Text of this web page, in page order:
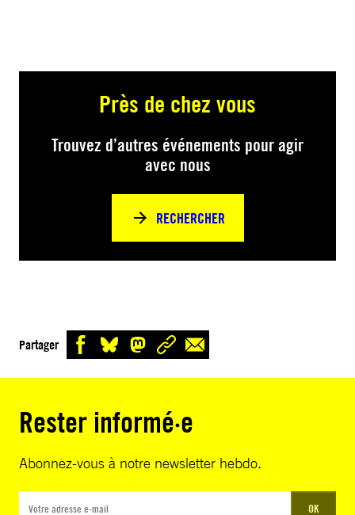
Près de chez vous
Trouvez d’autres événements pour agir
avec nous
RECHERCHER
Partager
Rester informé·e
Abonnez-vous à notre newsletter hebdo.
OK